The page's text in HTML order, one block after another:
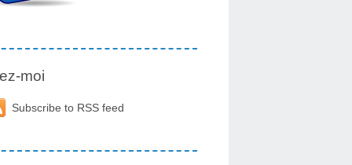
moi
Subscribe to RSS feed